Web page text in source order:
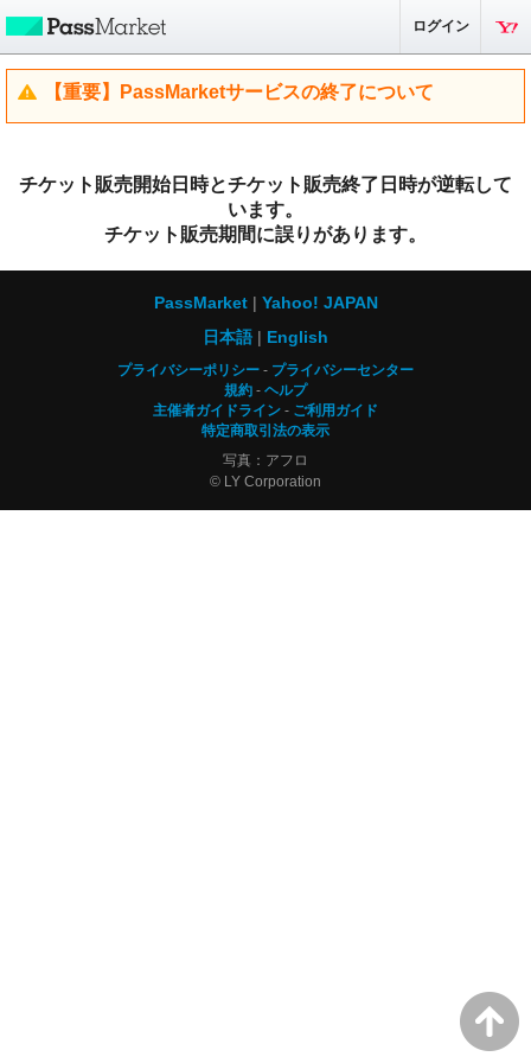
ログイン
【重要】PassMarketサービスの終了について
チケット販売開始日時とチケット販売終了日時が逆転して
います。
チケット販売期間に誤りがあります。
PassMarket
Yahoo! JAPAN
日本語
English
プライバシーポリシー
プライバシーセンター
規約
ヘルプ
主催者ガイドライン
ご利用ガイド
特定商取引法の表示
写真：アフロ
© LY Corporation